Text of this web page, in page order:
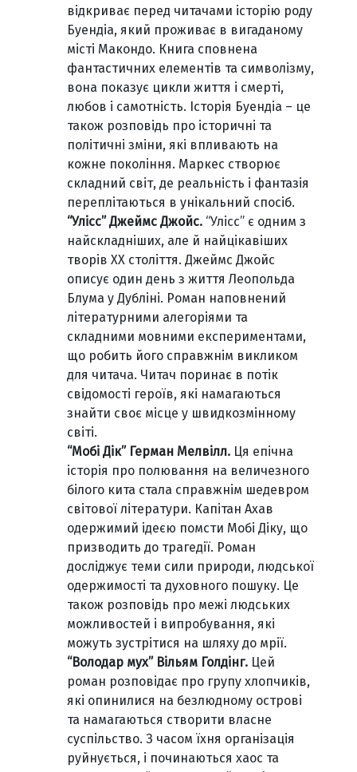
відкриває перед читачами історію роду
Буендіа, який проживає в вигаданому
місті Макондо. Книга сповнена
фантастичних елементів та символізму,
вона показує цикли життя і смерті,
любов і самотність. Історія Буендіа – це
також розповідь про історичні та
політичні зміни, які впливають на
кожне покоління. Маркес створює
складний світ, де реальність і фантазія
переплітаються в унікальний спосіб.
“Улісс” Джеймс Джойс. “Улісс” є одним з
найскладніших, але й найцікавіших
творів XX століття. Джеймс Джойс
описує один день з життя Леопольда
Блума у Дубліні. Роман наповнений
літературними алегоріями та
складними мовними експериментами,
що робить його справжнім викликом
для читача. Читач поринає в потік
свідомості героїв, які намагаються
знайти своє місце у швидкозмінному
світі.
“Мобі Дік” Герман Мелвілл. Ця епічна
історія про полювання на величезного
білого кита стала справжнім шедевром
світової літератури. Капітан Ахав
одержимий ідеєю помсти Мобі Діку, що
призводить до трагедії. Роман
досліджує теми сили природи, людської
одержимості та духовного пошуку. Це
також розповідь про межі людських
можливостей і випробування, які
можуть зустрітися на шляху до мрії.
“Володар мух” Вільям Голдінг. Цей
роман розповідає про групу хлопчиків,
які опинилися на безлюдному острові
та намагаються створити власне
суспільство. З часом їхня організація
руйнується, і починаються хаос та